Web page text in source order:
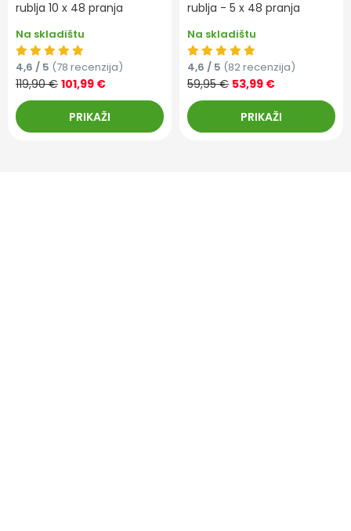
rublja 10 x 48 pranja
Na skladištu
4,6 / 5 (78 recenzija)
119,90 € 101,99 €
PRIKAŽI
rublja - 5 x 48 pranja
Na skladištu
4,6 / 5 (82 recenzija)
59,95 € 53,99 €
PRIKAŽI